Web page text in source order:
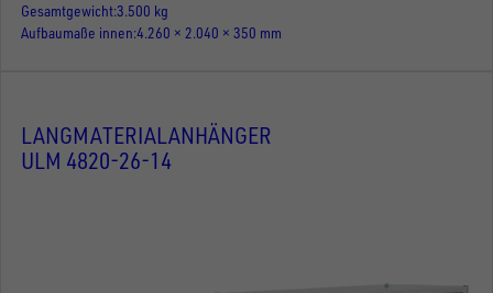
Gesamtgewicht3.500 kg
Aufbaumaße innen 4.260 × 2.040 × 350 mm
LANGMATERIALANHÄNGER
ULM 4820-26-14